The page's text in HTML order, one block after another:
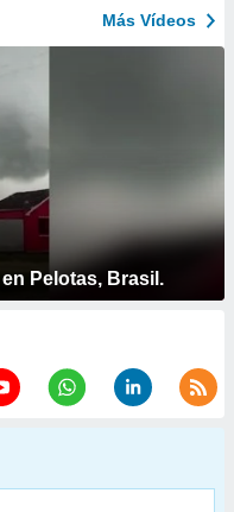
Más Vídeos
Pelotas, Brasil.